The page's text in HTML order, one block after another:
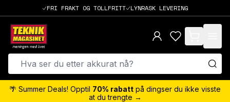
FRI FRAKT OG TOLLFRITT LYNRASK LEVERING
items in cart,
🌴 Summer Deals! Opptil 70% rabatt på dingser du ikke visste
at du trengte →